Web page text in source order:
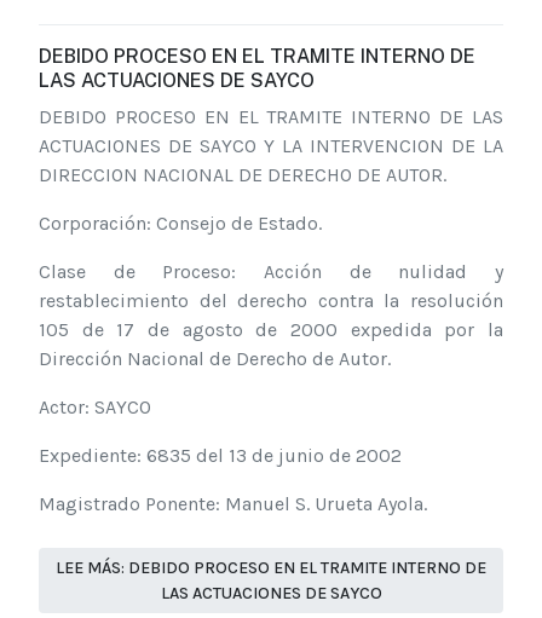
DEBIDO PROCESO EN EL TRAMITE INTERNO DE
LAS ACTUACIONES DE SAYCO
DEBIDO PROCESO EN EL TRAMITE INTERNO DE LAS
ACTUACIONES DE SAYCO Y LA INTERVENCION DE LA
DIRECCION NACIONAL DE DERECHO DE AUTOR.
Corporación: Consejo de Estado.
Clase de Proceso: Acción de nulidad y
restablecimiento del derecho contra la resolución
105 de 17 de agosto de 2000 expedida por la
Dirección Nacional de Derecho de Autor.
Actor: SAYCO
Expediente: 6835 del 13 de junio de 2002
Magistrado Ponente: Manuel S. Urueta Ayola.
LEE MÁS: DEBIDO PROCESO EN EL TRAMITE INTERNO DE
LAS ACTUACIONES DE SAYCO